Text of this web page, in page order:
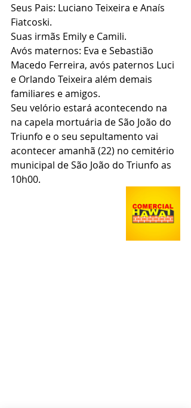
Seus Pais: Luciano Teixeira e Anaís
Fiatcoski.
Suas irmãs Emily e Camili.
Avós maternos: Eva e Sebastião
Macedo Ferreira, avós paternos Luci
e Orlando Teixeira além demais
familiares e amigos.
Seu velório estará acontecendo na
na capela mortuária de São João do
Triunfo e o seu sepultamento vai
acontecer amanhã (22) no cemitério
municipal de São João do Triunfo as
10h00.